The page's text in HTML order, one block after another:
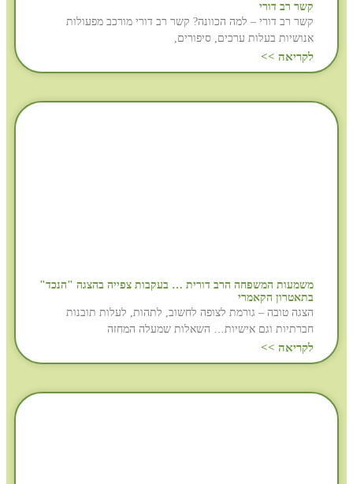
קשר רב דורי
קשר רב דורי – למה הכוונה? קשר רב דורי מורכב מפעולות
אנושיות בעלות ערכים, סיפורים,
לקריאה >>
משמעות המשפחה הרב דורית … בעקבות צפייה בהצגה "הנכד"
בתאטרון הקאמרי
הצגה טובה – גורמת לצופה לחשוב, לתהות, לעלות תובנות
חברתיות וגם אישיות… השאלות שמעלה המחזה
לקריאה >>